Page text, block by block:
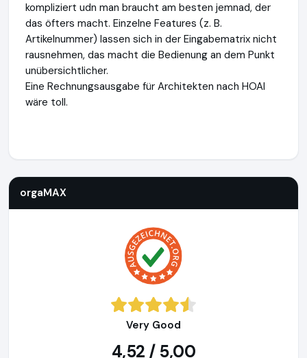
kompliziert udn man braucht am besten jemnad, der
das öfters macht. Einzelne Features (z. B.
Artikelnummer) lassen sich in der Eingabematrix nicht
rausnehmen, das macht die Bedienung an dem Punkt
unübersichtlicher.
Eine Rechnungsausgabe für Architekten nach HOAI
wäre toll.
orgaMAX
Very Good
4,52 / 5,00